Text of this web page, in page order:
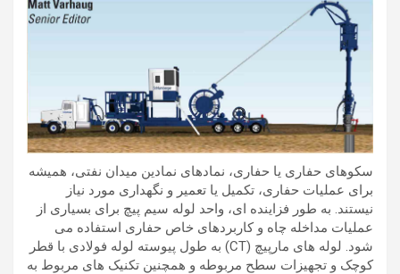
سکوهای حفاری یا حفاری، نمادهای نمادین میدان نفتی، همیشه
برای عملیات حفاری، تکمیل یا تعمیر و نگهداری مورد نیاز
نیستند. به طور فزاینده ای، واحد لوله سیم پیچ برای بسیاری از
عملیات مداخله چاه و کاربردهای خاص حفاری استفاده می
شود. لوله های مارپیچ (CT) به طول پیوسته لوله فولادی با قطر
کوچک و تجهیزات سطح مربوطه و همچنین تکنیک های مربوط به